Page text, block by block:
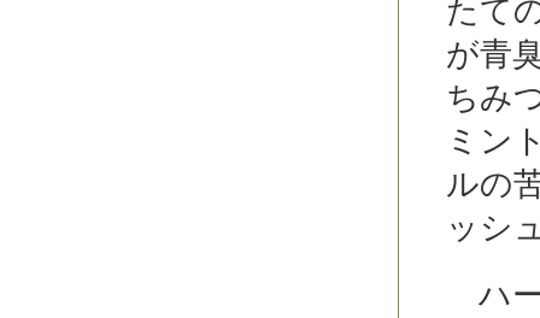
たて
が青
ちみ
ミン
ルの
ッシ
ハ